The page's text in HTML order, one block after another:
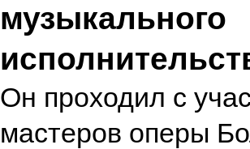
музыкального
Он проходил с
мастеров оперы